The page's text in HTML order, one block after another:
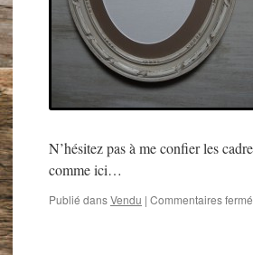
N’hésitez pas à me confier les
comme ici…
Publié dansVendu | Commentaires